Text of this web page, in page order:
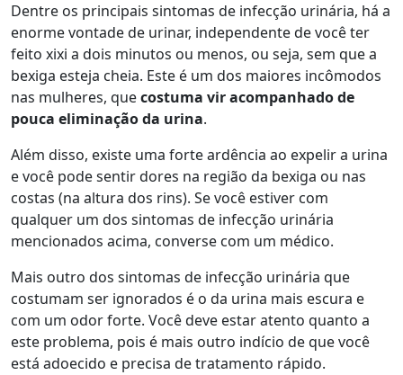
Dentre os principais sintomas de infecção urinária, há a
enorme vontade de urinar, independente de você ter
feito xixi a dois minutos ou menos, ou seja, sem que a
bexiga esteja cheia. Este é um dos maiores incômodos
nas mulheres, quecostuma vir acompanhado de
pouca eliminação da urina.
Além disso, existe uma forte ardência ao expelir a urina
e você pode sentir dores na região da bexiga ou nas
costas (na altura dos rins). Se você estiver com
qualquer um dos sintomas de infecção urinária
mencionados acima, converse com um médico.
Mais outro dos sintomas de infecção urinária que
costumam ser ignorados é o da urina mais escura e
com um odor forte. Você deve estar atento quanto a
este problema, pois é mais outro indício de que você
está adoecido e precisa de tratamento rápido.